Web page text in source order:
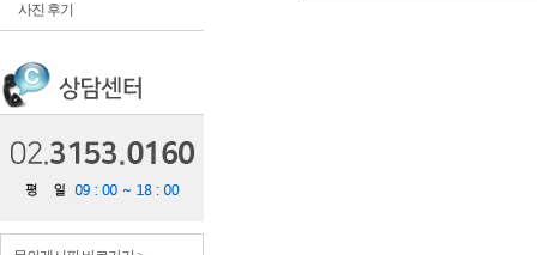
사진 후기